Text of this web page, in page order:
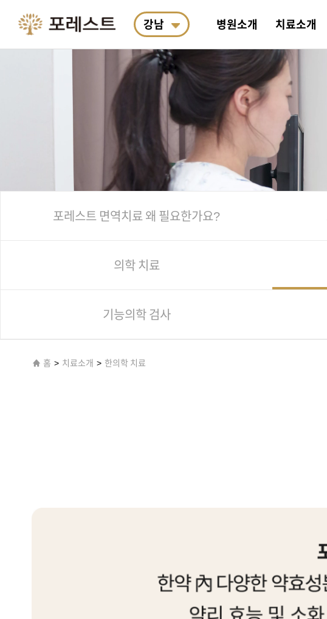
강남 병원소개
포레스트 소개 의료진 소개
산책길 코스 근처 상급병원 안내
치료소개
포레스트 면역치료
왜 필요한가요?
포레스트 한의약
치료
안전합니다!
한의학 치료 재활도수센터
스킨테라피
악액질 여성암
두경부암 폐암
통합 연구소 소개 R&D 연구분야
포레스트 한약 처방
항암식이요법
포레스트 식이치료
박사&쉐프팀
항암식이연구소 계절별 항암 식재료
진료예약 포레스트 소식
입원생활 호전사례
포레스트 면역치료 왜 필요한가요?
의학 치료
기능의학 검사
홈 > 치료소개 > 한의학 치료